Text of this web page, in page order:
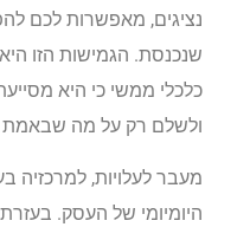
נציגים, מאפשרות לכם
שנכנסת. הגמישות הזו היא גם
כלכלי ממשי כי היא
ולשלם רק על מה שבאמת
מעבר לעלויות, למרכזיה
היומיומי של העסק.